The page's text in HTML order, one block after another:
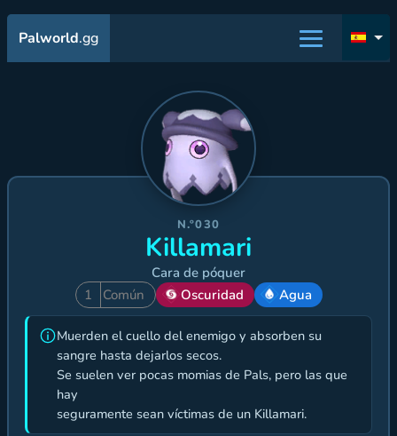
Palworld.gg
N.º030
Killamari
Cara de póquer
1
Común Oscuridad Agua
Muerden el cuello del enemigo y absorben su
sangre hasta dejarlos secos.
Se suelen ver pocas momias de Pals, pero las que
hay
seguramente sean víctimas de un Killamari.